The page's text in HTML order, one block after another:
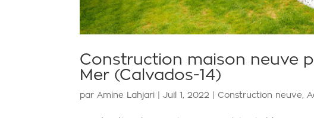
Construction maison neuve
Mer (Calvados-14)
parAmine Lahjari |Juil 1, 2022 |Construction neuve,